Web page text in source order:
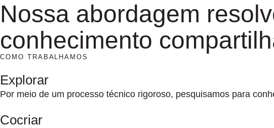
Nossa abordagem
conhecimento
COMO TRABALHAMOS
Explorar
Por meio de um processo técnico rigoroso, pesquisamos para
Cocriar